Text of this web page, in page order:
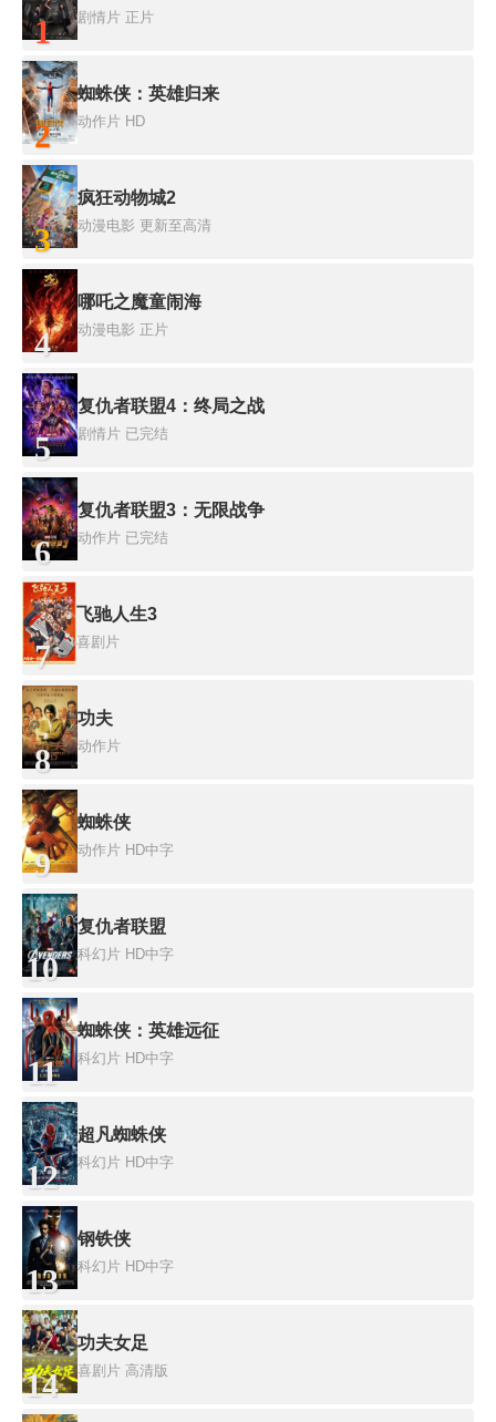
1 剧情片 正片
2
蜘蛛侠：英雄归来
动作片 HD
3
疯狂动物城2
动漫电影 更新至高清
4
哪吒之魔童闹海
动漫电影 正片
5
复仇者联盟4：终局之战
剧情片 已完结
6
复仇者联盟3：无限战争
动作片 已完结
7
飞驰人生3
喜剧片
8
功夫
动作片
9
蜘蛛侠
动作片 HD中字
10
复仇者联盟
科幻片 HD中字
11
蜘蛛侠：英雄远征
科幻片 HD中字
12
超凡蜘蛛侠
科幻片 HD中字
13
钢铁侠
科幻片 HD中字
14
功夫女足
喜剧片 高清版